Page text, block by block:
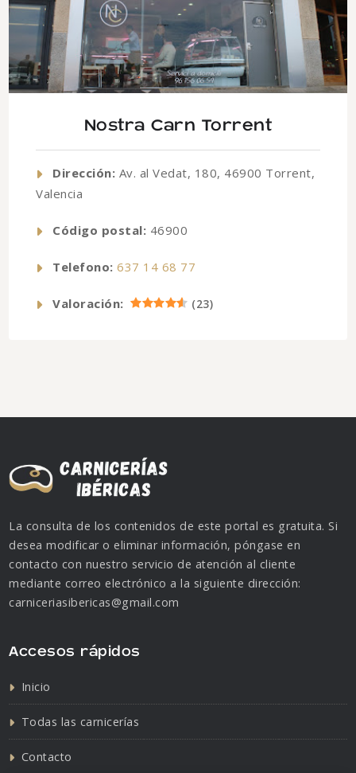
Nostra Carn Torrent
Dirección: Av. al Vedat, 180, 46900 Torrent,
Valencia
Código postal: 46900
Telefono: 637 14 68 77
Valoración: (23)
La consulta de los contenidos de este portal es gratuita. Si
desea modificar o eliminar información, póngase en
contacto con nuestro servicio de atención al cliente
mediante correo electrónico a la siguiente dirección:
carniceriasibericas@gmail.com
Accesos rápidos
Inicio
Todas las carnicerías
Contacto